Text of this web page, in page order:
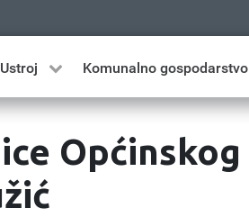
Ustroj Komunalno gospodarstvo
Općinskog